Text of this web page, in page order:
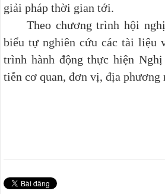
giải pháp thời gian tới.
Theo chương trình hội nghị,
biểu tự nghiên cứu các tài liệu
trình hành động thực hiện
tiễn cơ quan, đơn vị, địa phương